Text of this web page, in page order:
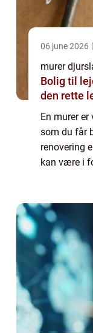
06 june 2026
murer
Bolig til
den rette
En murer
som du får
renovering
kan være i